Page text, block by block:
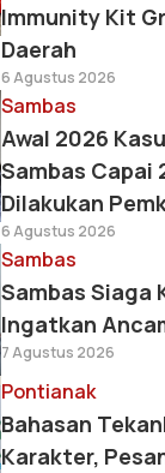
Immunity Kit
Daerah
6 Agustus 2026
Sambas
Awal 2026
Sambas Capai
Dilakukan
6 Agustus 2026
Sambas
Sambas Siaga
Ingatkan
7 Agustus 2026
Pontianak
Bahasan
Karakter,